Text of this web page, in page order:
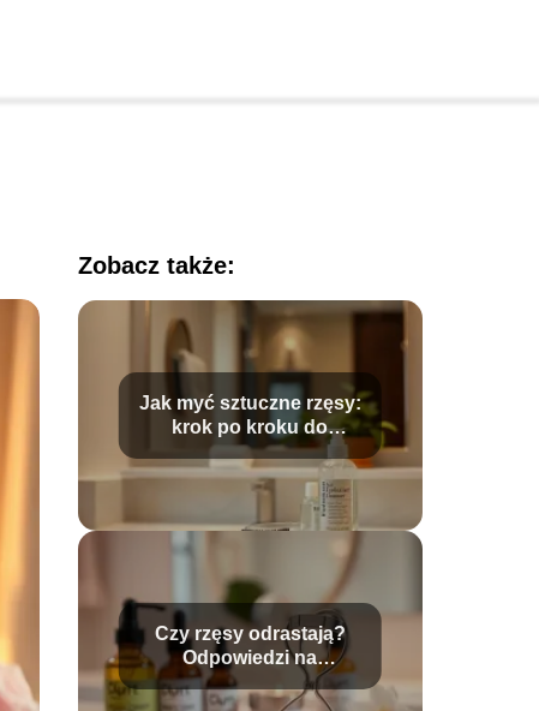
Zobacz także:
Jak myć sztuczne rzęsy:
krok po kroku do
idealnej pielęgnacji
Czy rzęsy odrastają?
Odpowiedzi na
najczęstsze pytania